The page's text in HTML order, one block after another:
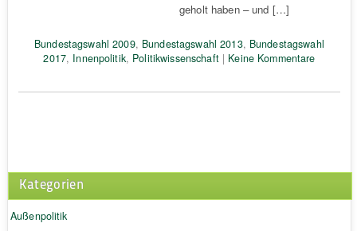
geholt haben – und […]
Bundestagswahl 2009, Bundestagswahl 2013, Bundestagswahl
2017, Innenpolitik, Politikwissenschaft| Keine Kommentare
Kategorien
Außenpolitik